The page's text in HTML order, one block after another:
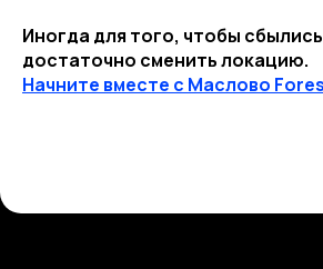
Иногда для того, чтобы
достаточно сменить локацию.
Начните вместе c Маслово
согласие на обработку